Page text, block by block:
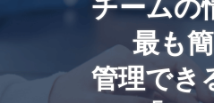
最も
管理でき